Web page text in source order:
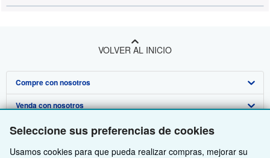
Seleccione sus preferencias de cookies
Usamos cookies para que pueda realizar compras, mejorar su
VOLVER AL INICIO
Compre con nosotros
Búsqueda avanzada
Colecciones
Mi cuenta
Venda con nosotros
Comenzar a vender
Únase a nuestro programa de afiliados
Sobre nosotros
Sobre IberLibro
Obtener Ayuda